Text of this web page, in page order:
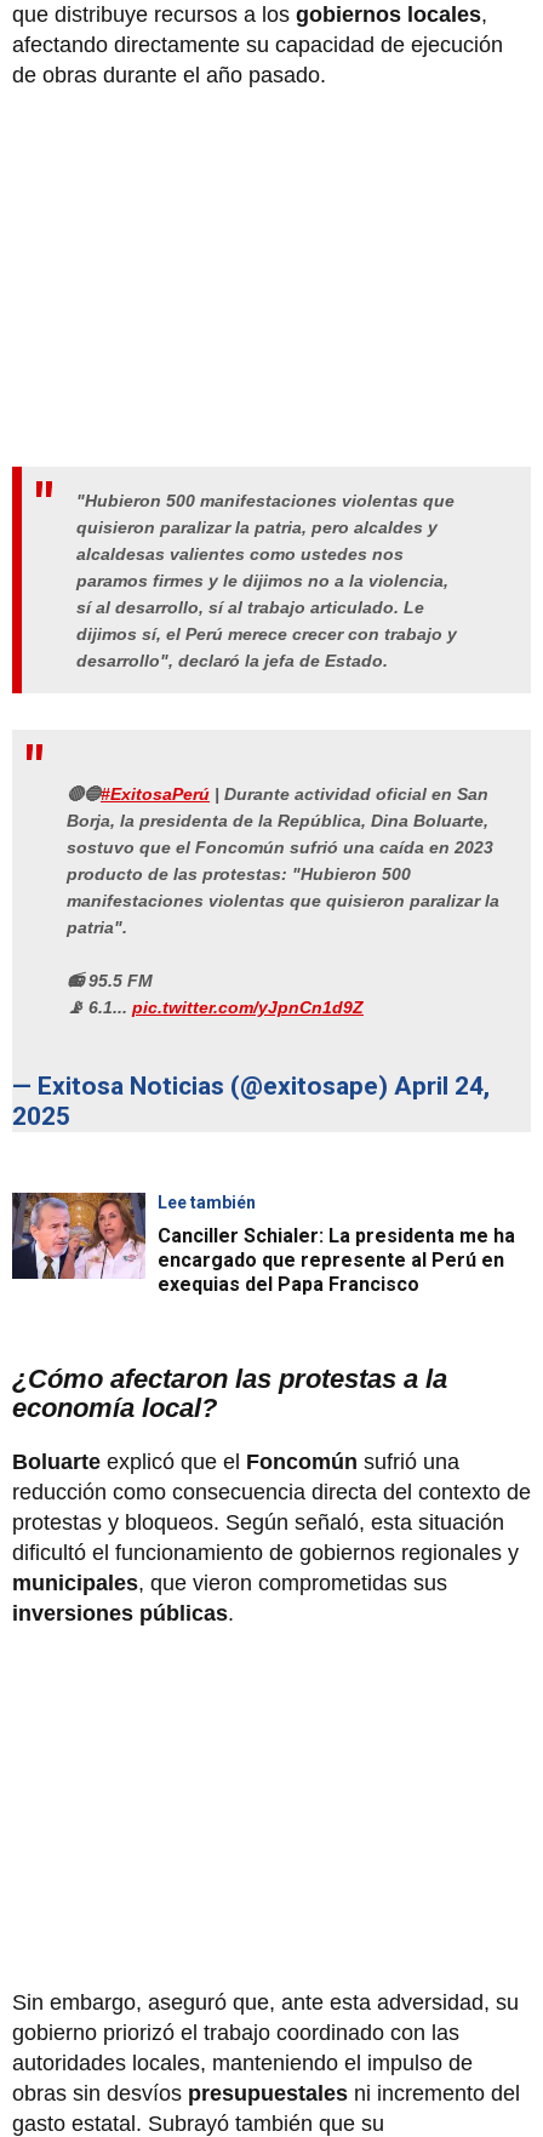
que distribuye recursos a los gobiernos locales,
afectando directamente su capacidad de ejecución
de obras durante el año pasado.
"Hubieron 500 manifestaciones violentas que
quisieron paralizar la patria, pero alcaldes y
alcaldesas valientes como ustedes nos
paramos firmes y le dijimos no a la violencia,
sí al desarrollo, sí al trabajo articulado. Le
dijimos sí, el Perú merece crecer con trabajo y
desarrollo", declaró la jefa de Estado.
🔴🔵#ExitosaPerú | Durante actividad oficial en San
Borja, la presidenta de la República, Dina Boluarte,
sostuvo que el Foncomún sufrió una caída en 2023
producto de las protestas: "Hubieron 500
manifestaciones violentas que quisieron paralizar la
patria".
📻 95.5 FM
📡 6.1... pic.twitter.com/yJpnCn1d9Z
— Exitosa Noticias (@exitosape) April 24,
2025
Lee también
Canciller Schialer: La presidenta me ha
encargado que represente al Perú en
exequias del Papa Francisco
¿Cómo afectaron las protestas a la
economía local?
Boluarte explicó que el Foncomún sufrió una
reducción como consecuencia directa del contexto de
protestas y bloqueos. Según señaló, esta situación
dificultó el funcionamiento de gobiernos regionales y
municipales, que vieron comprometidas sus
inversiones públicas.
Sin embargo, aseguró que, ante esta adversidad, su
gobierno priorizó el trabajo coordinado con las
autoridades locales, manteniendo el impulso de
obras sin desvíos presupuestales ni incremento del
gasto estatal. Subrayó también que su